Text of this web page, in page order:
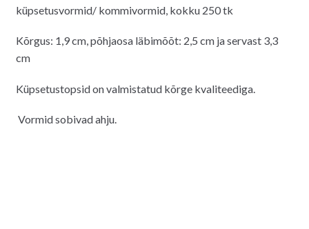
küpsetusvormid/ kommivormid, kokku 250 tk
Kõrgus: 1,9 cm, põhjaosa läbimõõt: 2,5 cm ja servast 3,3
cm
Küpsetustopsid on valmistatud kõrge kvaliteediga.
Vormid sobivad ahju.